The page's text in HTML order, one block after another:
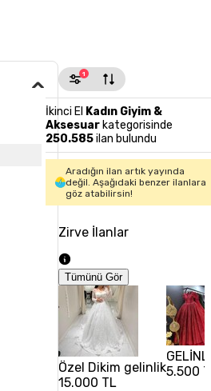
1
İkinci El Kadın Giyim &
Aksesuarkategorisinde
250.585ilan bulundu
Aradığın ilan artık yayında
değil. Aşağıdaki benzer ilanlara
göz atabilirsin!
Zirve İlanlar
Tümünü Gör
Özel Dikim gelinlik
15.000 TL
5.500